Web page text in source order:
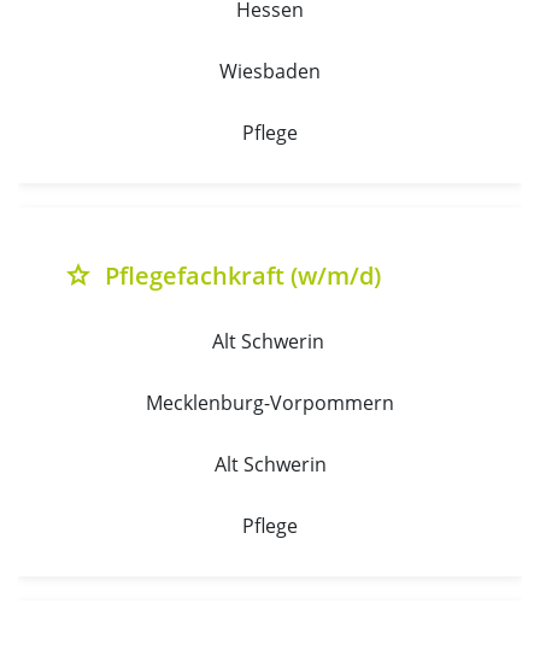
Hessen
Wiesbaden
Pflege
grade Pflegefachkraft (w/m/d)
Alt Schwerin
Mecklenburg-Vorpommern
Alt Schwerin
Pflege